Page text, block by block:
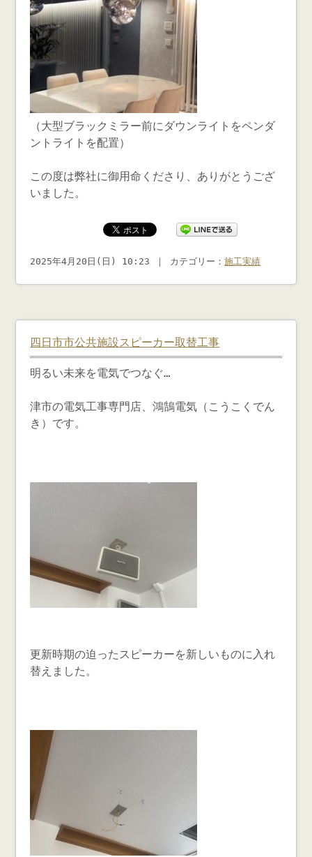
（大型ブラックミラー前にダウンライトをペンダ
ントライトを配置）
この度は弊社に御用命くださり、ありがとうござ
いました。
2025年4月20日(日) 10:23 ｜ カテゴリー：施工実績
四日市市公共施設スピーカー取替工事
明るい未来を電気でつなぐ…
津市の電気工事専門店、鴻鵠電気（こうこくでん
き）です。
更新時期の迫ったスピーカーを新しいものに入れ
替えました。